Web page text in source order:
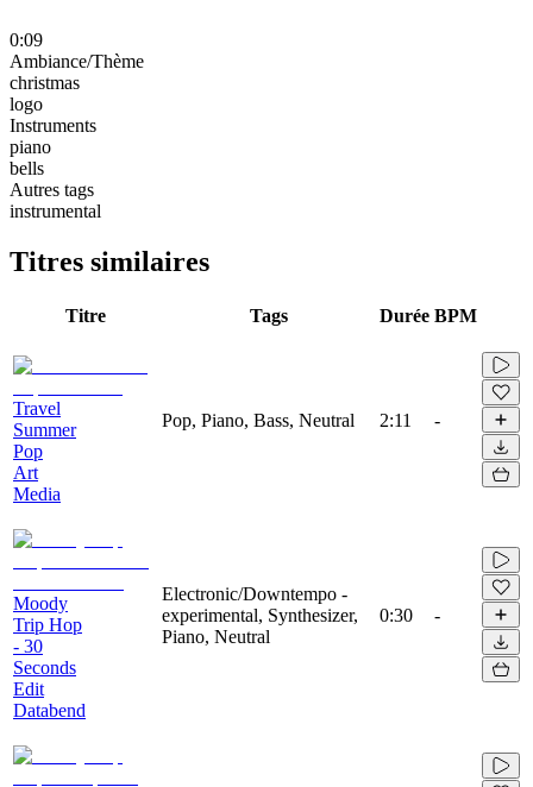
0:09
Ambiance/Thème
christmas
logo
Instruments
piano
bells
Autres tags
instrumental
Titres similaires
Titre Tags Durée BPM
Travel
Summer
Pop
Art
Media
Pop, Piano, Bass, Neutral 2:11 -
Moody
Trip Hop
- 30
Seconds
Edit
Databend
Electronic/Downtempo -
experimental, Synthesizer,
Piano, Neutral
0:30 -